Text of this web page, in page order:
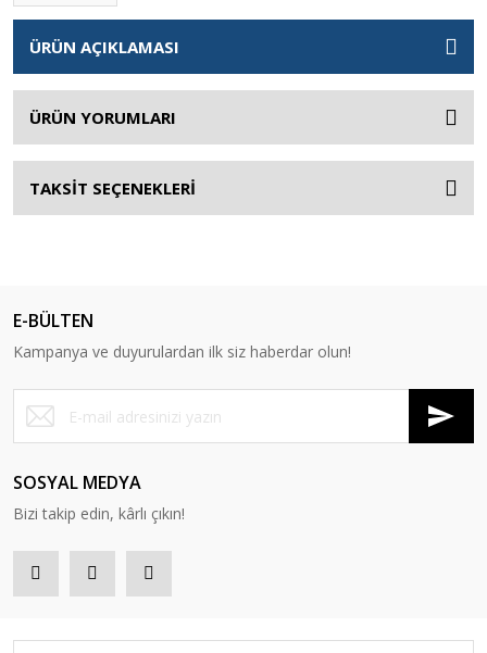
ÜRÜN AÇIKLAMASI
ÜRÜN YORUMLARI
TAKSİT SEÇENEKLERİ
E-BÜLTEN
Kampanya ve duyurulardan ilk siz haberdar olun!
SOSYAL MEDYA
Bizi takip edin, kârlı çıkın!